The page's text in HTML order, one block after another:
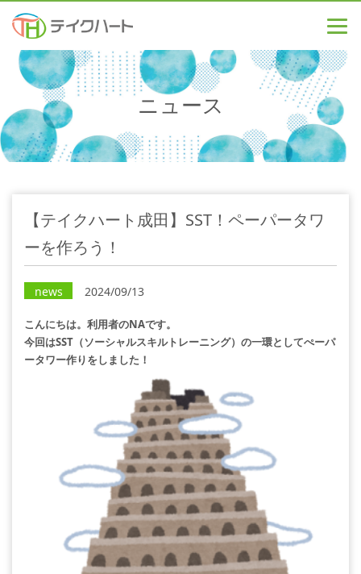
ニュース
【テイクハート成田】SST！ペーパータワ
ーを作ろう！
news 2024/09/13
こんにちは。利用者のNAです。
今回はSST（ソーシャルスキルトレーニング）の一環としてぺーパ
ータワー作りをしました！